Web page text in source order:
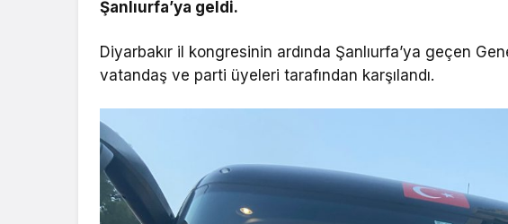
Şanlıurfa’ya geldi.
Diyarbakır il kongresinin ardında Şanlıurfa’ya geçen
vatandaş ve parti üyeleri tarafından karşılandı.